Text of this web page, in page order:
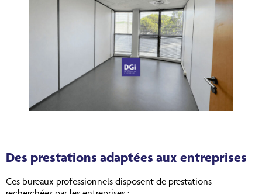
Des prestations adaptées aux entreprises
Ces bureaux professionnels disposent de prestations